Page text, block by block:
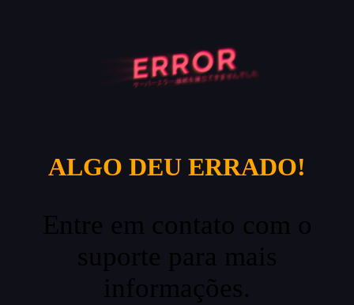
ALGO DEU ERRADO!
Entre em contato com o
suporte para mais
informações.